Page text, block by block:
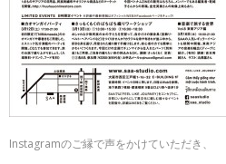
Instagramのご縁で声をかけていただき、